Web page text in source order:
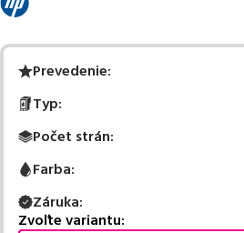
Prevedenie:
Typ:
Počet strán:
Farba:
Záruka:
Zvoľte variantu: